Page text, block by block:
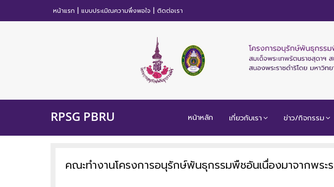
หน้าแรก | แบบประเมิณความพึ่งพอใจ | ติดต่อเรา
RPSG PBRU หน้าหลัก เกี่ยวกับเรา ข่าว/กิจกรรม
คณะทำงานโครงการอนุรักษ์พันธุกรรมพืชอันเนื่องมาจากพระ